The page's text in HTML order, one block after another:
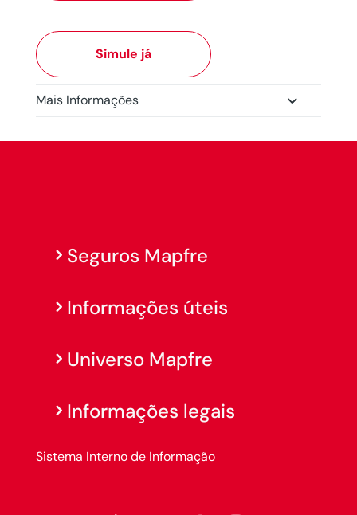
Simule já
Mais Informações
Seguros Mapfre
Informações úteis
Universo Mapfre
Informações legais
Sistema Interno de Informação